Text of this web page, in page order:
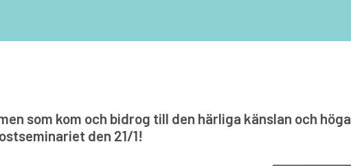
som kom och bidrog till den härliga känslan och höga
den 21/1!